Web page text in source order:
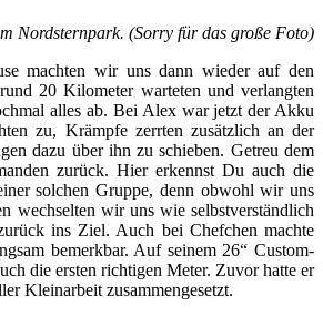
Nordsternpark. (Sorry für das große Foto)
machten wir uns dann wieder auf den
20 Kilometer warteten und verlangten
alles ab. Bei Alex war jetzt der Akku
zu, Krämpfe zerrten zusätzlich an der
dazu über ihn zu schieben. Getreu dem
zurück. Hier erkennst Du auch die
solchen Gruppe, denn obwohl wir uns
wechselten wir uns wie selbstverständlich
ins Ziel. Auch bei Chefchen machte
bemerkbar. Auf seinem 26“ Custom-
die ersten richtigen Meter. Zuvor hatte er
Kleinarbeit zusammengesetzt.